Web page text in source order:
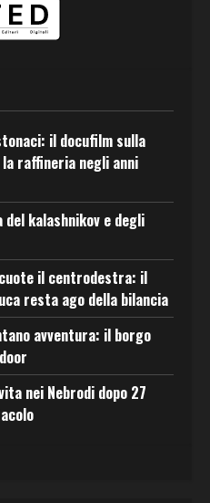
il docufilm sulla
raffineria negli anni
kalashnikov e degli
il centrodestra: il
resta ago della bilancia
avventura: il borgo
nei Nebrodi dopo 27